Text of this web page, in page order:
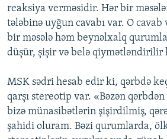
reaksiya verməsidir. Hər bir
tələbinə uyğun cavabı var. O
bir məsələ həm beynəlxalq
düşür, şişir və belə qiymətləndirilir
MSK sədri hesab edir ki, qərbdə
qarşı stereotip var. «Bəzən
bizə münasibətlərin şişirdilmiş,
şahidi oluram. Bəzi qurumlarda,